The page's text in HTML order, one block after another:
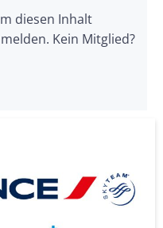
diesen Inhalt
Kein Mitglied?